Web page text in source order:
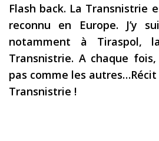
LA LETTRE
Outils pour voyageur
Sites utiles
Réserver un vol !
Flash back. La Transnistrie
reconnu en Europe. J’y
notamment à Tiraspol,
Transnistrie. A chaque
pas comme les
Transnistrie !